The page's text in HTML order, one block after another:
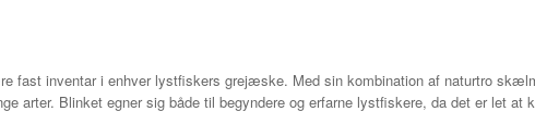
fast inventar i enhver lystfiskers grejæske. Med sin kombination af naturtro
arter. Blinket egner sig både til begyndere og erfarne lystfiskere, da det er let at